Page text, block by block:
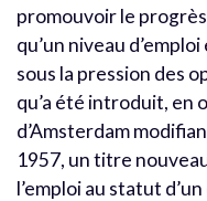
promouvoir le
qu’un niveau
sous la pression des
qu’a été introduit, en
d’Amsterdam
1957, un titre
l’emploi au statut